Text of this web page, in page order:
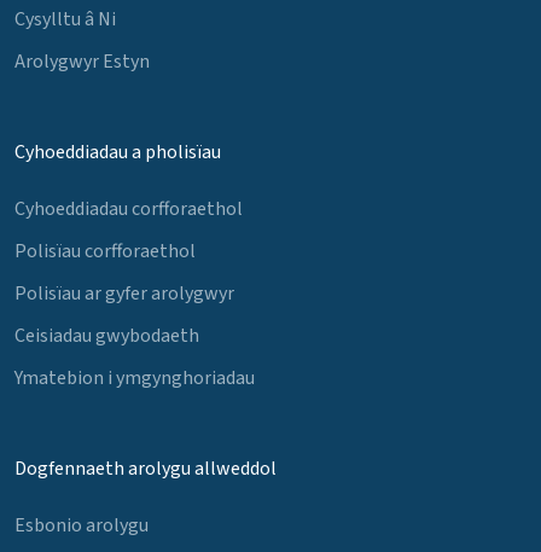
Cysylltu â Ni
Arolygwyr Estyn
Cyhoeddiadau a pholisïau
Cyhoeddiadau corfforaethol
Polisïau corfforaethol
Polisïau ar gyfer arolygwyr
Ceisiadau gwybodaeth
Ymatebion i ymgynghoriadau
Dogfennaeth arolygu allweddol
Esbonio arolygu